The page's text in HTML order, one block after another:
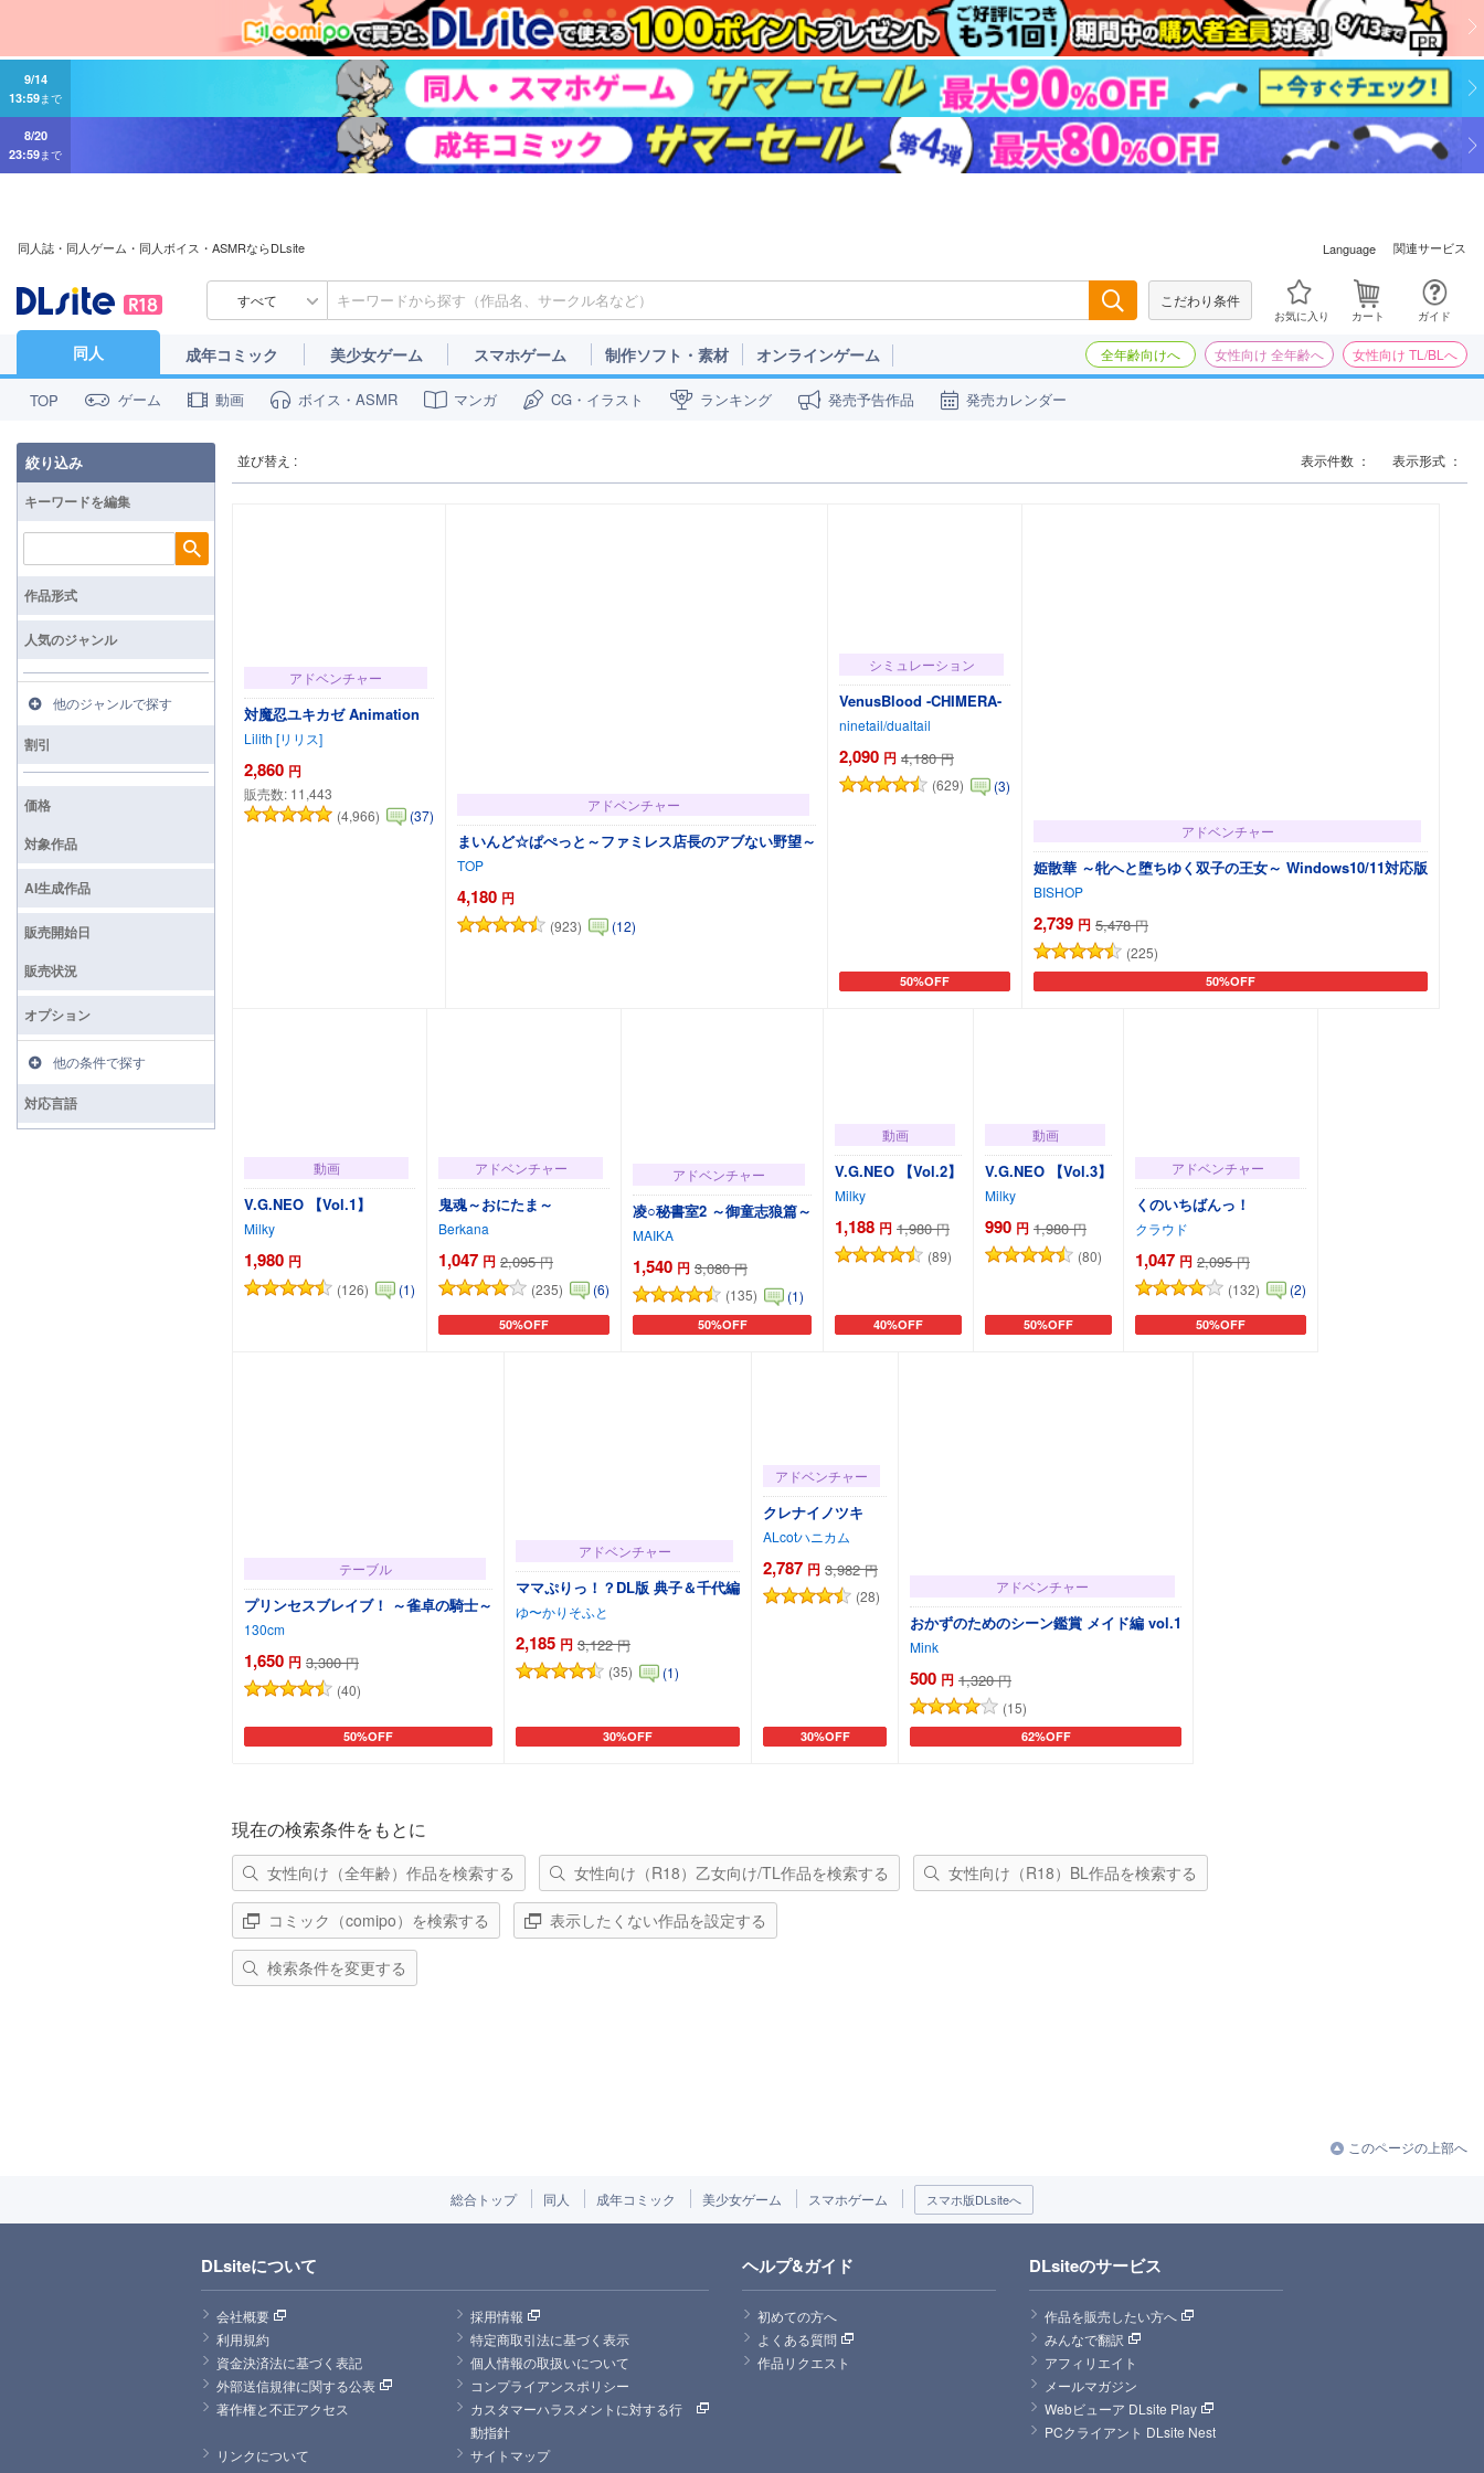
9/14
13:59まで
8/20
23:59まで
同人誌・同人ゲーム・同人ボイス・ASMRならDLsite Language 関連サービス
すべて こだわり条件
お気に入り カート ガイド
同人 成年コミック 美少女ゲーム スマホゲーム 制作ソフト・素材 オンラインゲーム 全年齢向けへ 女性向け 全年齢へ 女性向け TL/BLへ
TOP ゲーム 動画 ボイス・ASMR マンガ CG・イラスト ランキング 発売予告作品 発売カレンダー
並び替え : 表示形式 ：
表示件数 ：
アドベンチャー
対魔忍ユキカゼ Animation
Lilith [リリス]
2,860 円
販売数: 11,443
(4,966)
(37)
アドベンチャー
まいんど☆ぱぺっと～ファミレス店長のアブない野望～
TOP
4,180 円
(923) (12)
シミュレーション
VenusBlood -CHIMERA-
ninetail/dualtail
2,090 円 4,180 円
(629)
(3)
50%OFF
カートに追加
アドベンチャー
姫散華 ～牝へと堕ちゆく双子の王女～ Windows10/11対応版
BISHOP
2,739 円 5,478 円
(225)
50%OFF
カートに追加
動画
V.G.NEO 【Vol.1】
Milky
1,980 円
(126) (1)
アドベンチャー
鬼魂～おにたま～
Berkana
1,047 円 2,095 円
(235)
(6)
50%OFF
カートに追加
アドベンチャー
凌○秘書室2 ～御童志狼篇～
MAIKA
1,540 円 3,080 円
(135)
(1)
50%OFF
カートに追加
動画
V.G.NEO 【Vol.2】
Milky
1,188 円 1,980 円
(89)
40%OFF
カートに追加
動画
V.G.NEO 【Vol.3】
Milky
990 円 1,980 円
(80)
50%OFF
カートに追加
アドベンチャー
くのいちばんっ！
クラウド
1,047 円 2,095 円
(132)
(2)
50%OFF
カートに追加
テーブル
プリンセスブレイブ！ ～雀卓の騎士～
130cm
1,650 円 3,300 円
(40)
50%OFF
カートに追加
アドベンチャー
ママぷりっ！？DL版 典子＆千代編
ゆ〜かりそふと
2,185 円 3,122 円
(35)
(1)
30%OFF
カートに追加
アドベンチャー
クレナイノツキ
ALcotハニカム
2,787 円 3,982 円
(28)
30%OFF
カートに追加
アドベンチャー
おかずのためのシーン鑑賞 メイド編 vol.1
Mink
500 円 1,320 円
(15)
62%OFF
カートに追加
現在の検索条件をもとに
女性向け（全年齢）作品を検索する 女性向け（R18）乙女向け/TL作品を検索する 女性向け（R18）BL作品を検索する
コミック（comipo）を検索する 表示したくない作品を設定する
検索条件を変更する
絞り込み
キーワードを編集
検索
作品形式
人気のジャンル
他のジャンルで探す
割引
価格
対象作品
AI生成作品
販売開始日
販売状況
オプション
他の条件で探す
対応言語
このページの上部へ
総合トップ 同人 成年コミック 美少女ゲーム スマホゲーム スマホ版DLsiteへ
DLsiteについて
会社概要
採用情報
利用規約
特定商取引法に基づく表示
資金決済法に基づく表記
個人情報の取扱いについて
外部送信規律に関する公表
コンプライアンスポリシー
著作権と不正アクセス
カスタマーハラスメントに対する行
動指針
リンクについて
サイトマップ
ヘルプ&ガイド
初めての方へ
よくある質問
作品リクエスト
DLsiteのサービス
作品を販売したい方へ
みんなで翻訳
アフィリエイト
メールマガジン
Webビューア DLsite Play
PCクライアント DLsite Nest